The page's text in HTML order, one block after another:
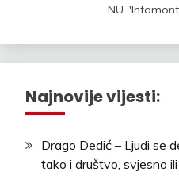
NU
Najnovije vijesti:
Drago Dedić – Ljudi se
tako i društvo, svjesno